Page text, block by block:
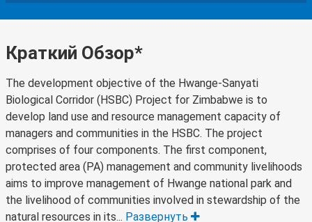
Краткий Обзор*
The development objective of the Hwange-Sanyati
Biological Corridor (HSBC) Project for Zimbabwe is to
develop land use and resource management capacity of
managers and communities in the HSBC. The project
comprises of four components. The first component,
protected area (PA) management and community livelihoods
aims to improve management of Hwange national park and
the livelihood of communities involved in stewardship of the
natural resources in its... Развернуть